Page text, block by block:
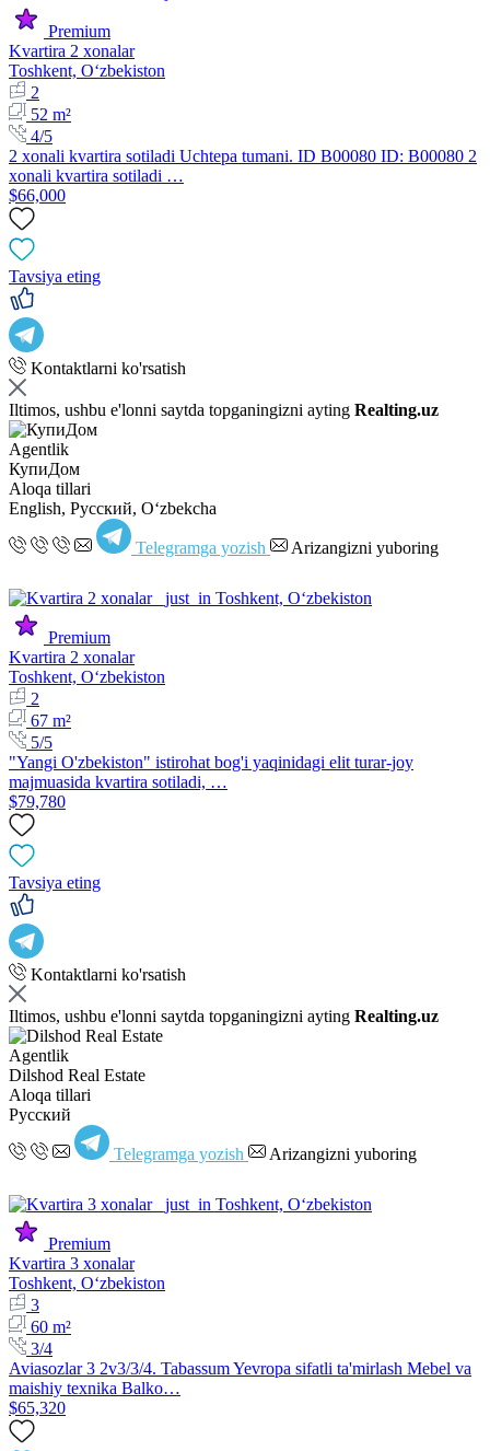
Premium
Kvartira 2 xonalar
Toshkent, Oʻzbekiston
2
52 m²
4/5
2 xonali kvartira sotiladi Uchtepa tumani. ID B00080 ID: B00080 2
xonali kvartira sotiladi …
$66,000
Tavsiya eting
Kontaktlarni ko'rsatish
Iltimos, ushbu e'lonni saytda topganingizni ayting Realting.uz
Agentlik
КупиДом
Aloqa tillari
English, Русский, Oʻzbekcha
Telegramga yozish Arizangizni yuboring
Premium
Kvartira 2 xonalar
Toshkent, Oʻzbekiston
2
67 m²
5/5
"Yangi O'zbekiston" istirohat bog'i yaqinidagi elit turar-joy
majmuasida kvartira sotiladi, …
$79,780
Tavsiya eting
Kontaktlarni ko'rsatish
Iltimos, ushbu e'lonni saytda topganingizni ayting Realting.uz
Agentlik
Dilshod Real Estate
Aloqa tillari
Русский
Telegramga yozish Arizangizni yuboring
Premium
Kvartira 3 xonalar
Toshkent, Oʻzbekiston
3
60 m²
3/4
Aviasozlar 3 2v3/3/4. Tabassum Yevropa sifatli ta'mirlash Mebel va
maishiy texnika Balko…
$65,320